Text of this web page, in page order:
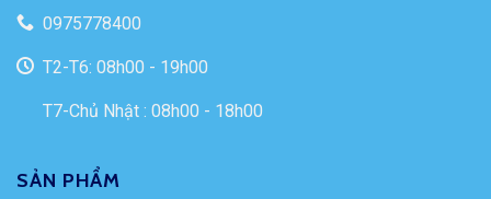
0975778400
T2-T6: 08h00 - 19h00
T7-Chủ Nhật : 08h00 - 18h00
SẢN PHẨM